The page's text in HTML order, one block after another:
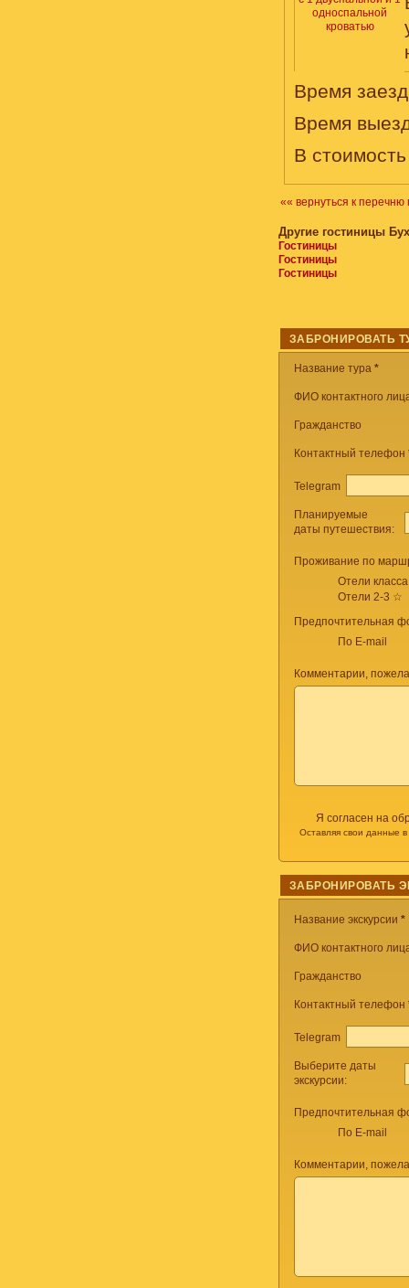
односпальной
кроватью
Время
Время
В
«« вернуться к перечню
Другие гостиницы
Гостиницы
Гостиницы
Гостиницы
ЗАБРОНИРОВАТЬ
Название тура *
ФИО контактного
Гражданство
Контактный телефон
Telegram
Планируемые
даты путешествия:
Проживание по
Отели
Отели 2-3 ☆
Предпочтительная
По E-mail
Комментарии,
Я согласен на
Оставляя свои данные
ЗАБРОНИРОВАТЬ
Название экскурсии *
ФИО контактного
Гражданство
Контактный телефон
Telegram
Выберите даты
экскурсии:
Предпочтительная
По E-mail
Комментарии,